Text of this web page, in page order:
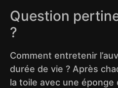
Question
?
Comment entretenir
durée de vie ? Après
la toile avec une éponge